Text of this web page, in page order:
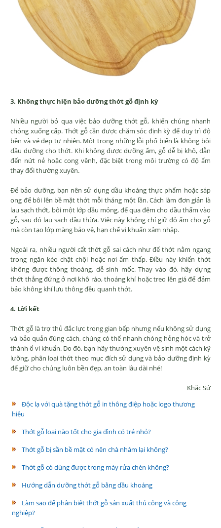
3. Không thực hiện bảo dưỡng thớt gỗ định kỳ
Nhiều người bỏ qua việc bảo dưỡng thớt gỗ, khiến chúng nhanh
chóng xuống cấp. Thớt gỗ cần được chăm sóc định kỳ để duy trì độ
bền và vẻ đẹp tự nhiên. Một trong những lỗi phổ biến là không bôi
dầu dưỡng cho thớt. Khi không được dưỡng ẩm, gỗ dễ bị khô, dẫn
đến nứt nẻ hoặc cong vênh, đặc biệt trong môi trường có độ ẩm
thay đổi thường xuyên.
Để bảo dưỡng, bạn nên sử dụng dầu khoáng thực phẩm hoặc sáp
ong để bôi lên bề mặt thớt mỗi tháng một lần. Cách làm đơn giản là
lau sạch thớt, bôi một lớp dầu mỏng, để qua đêm cho dầu thấm vào
gỗ, sau đó lau sạch dầu thừa. Việc này không chỉ giữ độ ẩm cho gỗ
mà còn tạo lớp màng bảo vệ, hạn chế vi khuẩn xâm nhập.
Ngoài ra, nhiều người cất thớt gỗ sai cách như để thớt nằm ngang
trong ngăn kéo chật chội hoặc nơi ẩm thấp. Điều này khiến thớt
không được thông thoáng, dễ sinh mốc. Thay vào đó, hãy dựng
thớt thẳng đứng ở nơi khô ráo, thoáng khí hoặc treo lên giá để đảm
bảo không khí lưu thông đều quanh thớt.
4. Lời kết
Thớt gỗ là trợ thủ đắc lực trong gian bếp nhưng nếu không sử dụng
và bảo quản đúng cách, chúng có thể nhanh chóng hỏng hóc và trở
thành ổ vi khuẩn. Do đó, bạn hãy thường xuyên vệ sinh một cách kỹ
lưỡng, phân loại thớt theo mục đích sử dụng và bảo dưỡng định kỳ
để giữ cho chúng luôn bền đẹp, an toàn lâu dài nhé!
Khắc Sử
Độc lạ với quà tặng thớt gỗ in thông điệp hoặc logo thương
hiệu
Thớt gỗ loại nào tốt cho gia đình có trẻ nhỏ?
Thớt gỗ bị sần bề mặt có nên chà nhám lại không?
Thớt gỗ có dùng được trong máy rửa chén không?
Hướng dẫn dưỡng thớt gỗ bằng dầu khoáng
Làm sao để phân biệt thớt gỗ sản xuất thủ công và công
nghiệp?